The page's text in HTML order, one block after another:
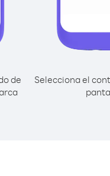
de
Selecciona el